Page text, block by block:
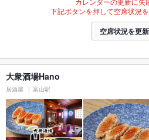
下記ボタンを押して空席状況
空席状況を更
大衆酒場Hano
居酒屋 富山駅